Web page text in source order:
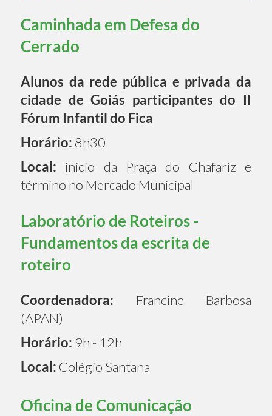
Caminhada em Defesa do
Cerrado
Alunos da rede pública e privada da
cidade de Goiás participantes do II
Fórum Infantil do Fica
Horário: 8h30
Local: início da Praça do Chafariz e
término no Mercado Municipal
Laboratório de Roteiros -
Fundamentos da escrita de
roteiro
Coordenadora: Francine Barbosa
(APAN)
Horário: 9h - 12h
Local: Colégio Santana
Oficina de Comunicação